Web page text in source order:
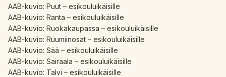
AAB-kuvio: Puut – esikouluikäisille
AAB-kuvio: Ranta – esikouluikäisille
AAB-kuvio: Ruokakaupassa – esikouluikäisille
AAB-kuvio: Ruumiinosat – esikouluikäisille
AAB-kuvio: Sää – esikouluikäisille
AAB-kuvio: Sairaala – esikouluikäisille
AAB-kuvio: Talvi – esikouluikäisille